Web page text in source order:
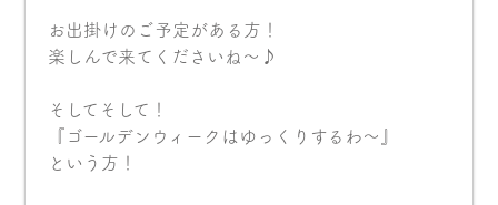
お出掛けのご予定がある方！
楽しんで来てくださいね〜♪
そしてそして！
『ゴールデンウィークはゆっくりするわ〜』
という方！